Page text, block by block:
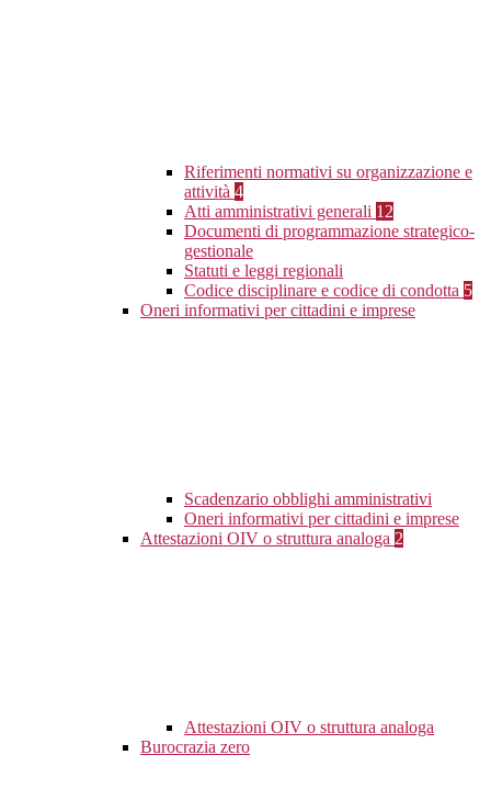
Riferimenti normativi su organizzazione e
attività 4
Atti amministrativi generali 12
Documenti di programmazione strategico-
gestionale
Statuti e leggi regionali
Codice disciplinare e codice di condotta 5
Oneri informativi per cittadini e imprese
Scadenzario obblighi amministrativi
Oneri informativi per cittadini e imprese
Attestazioni OIV o struttura analoga 2
Attestazioni OIV o struttura analoga
Burocrazia zero